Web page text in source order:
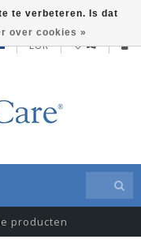
EUR
te verbeteren. Is dat
over cookies »